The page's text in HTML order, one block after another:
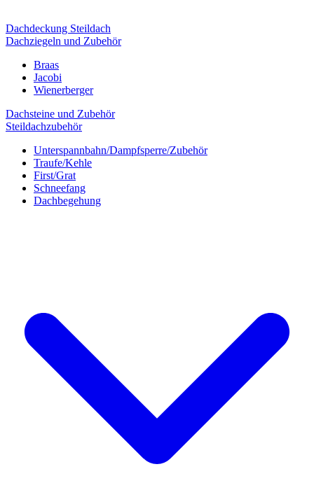
Dachdeckung Steildach
Dachziegeln und Zubehör
Braas
Jacobi
Wienerberger
Dachsteine und Zubehör
Steildachzubehör
Unterspannbahn/Dampfsperre/Zubehör
Traufe/Kehle
First/Grat
Schneefang
Dachbegehung